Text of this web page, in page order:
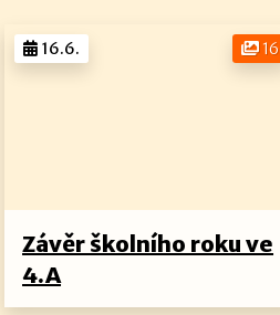
Závěr školního roku ve
4.A
16
16.6.